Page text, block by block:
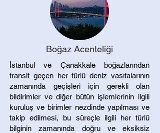
Boğaz Acenteliği
​İstanbul ve Çanakkale boğazlarından
transit geçen her türlü deniz vasıtalarının
zamanında geçişleri için gerekli olan
bildirimler ve diğer bütün işlemlerinin ilgili
kuruluş ve birimler nezdinde yapılması ve
takip edilmesi, bu süreçle ilgili her türlü
bilginin zamanında doğru ve eksiksiz